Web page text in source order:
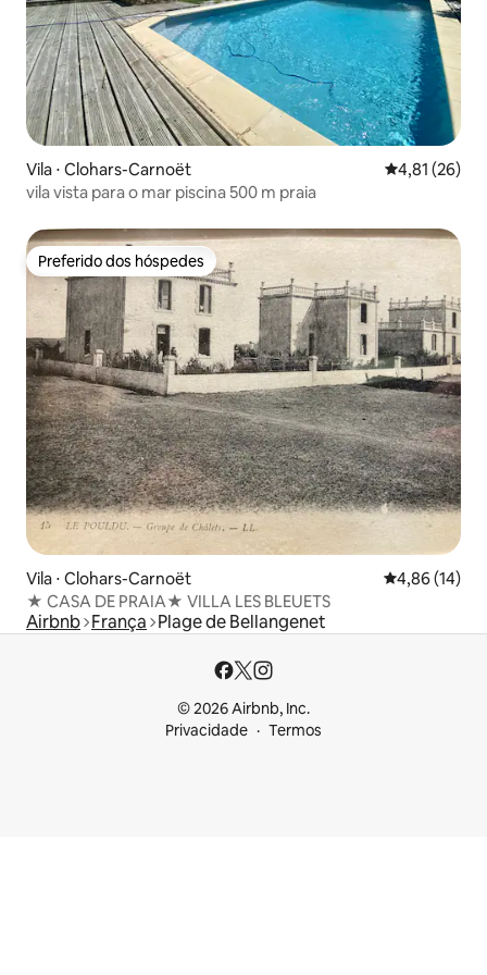
Vila ⋅ Clohars-Carnoët 4,81 de uma
4,81 (26)
vila vista para o mar piscina 500 m praia
Preferido dos hóspedes
Preferido dos hóspedes
Vila ⋅ Clohars-Carnoët 4,86 de uma
4,86 (14)
★ CASA DE PRAIA★ VILLA LES BLEUETS
Airbnb França Plage de Bellangenet
© 2026 Airbnb, Inc.
Privacidade
Termos